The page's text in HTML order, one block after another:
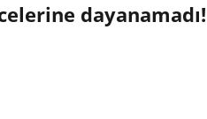
dayanamadı!